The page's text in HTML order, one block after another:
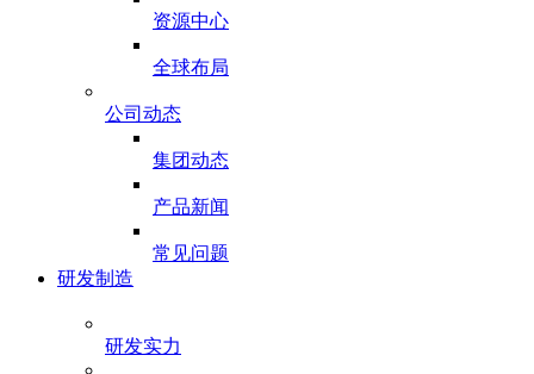
资源中心
全球布局
公司动态
集团动态
产品新闻
常见问题
研发制造
研发实力